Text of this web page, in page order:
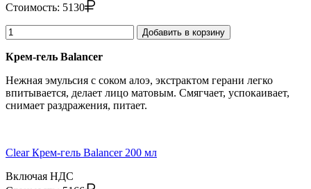
Стоимость: 5130
Добавить в корзину
Крем-гель Balancer
Нежная эмульсия с соком алоэ, экстрактом герани легко
впитывается, делает лицо матовым. Смягчает, успокаивает,
снимает раздражения, питает.
Clear Крем-гель Balancer 200 мл
Включая НДС